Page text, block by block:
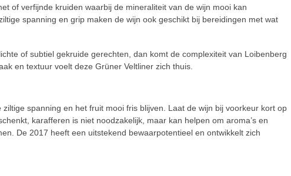
of verfijnde kruiden waarbij de mineraliteit van de wijn mooi kan
spanning en grip maken de wijn ook geschikt bij bereidingen met wat
of subtiel gekruide gerechten, dan komt de complexiteit van Loibenberg
en textuur voelt deze Grüner Veltliner zich thuis.
spanning en het fruit mooi fris blijven. Laat de wijn bij voorkeur kort op
karafferen is niet noodzakelijk, maar kan helpen om aroma’s en
De 2017 heeft een uitstekend bewaarpotentieel en ontwikkelt zich